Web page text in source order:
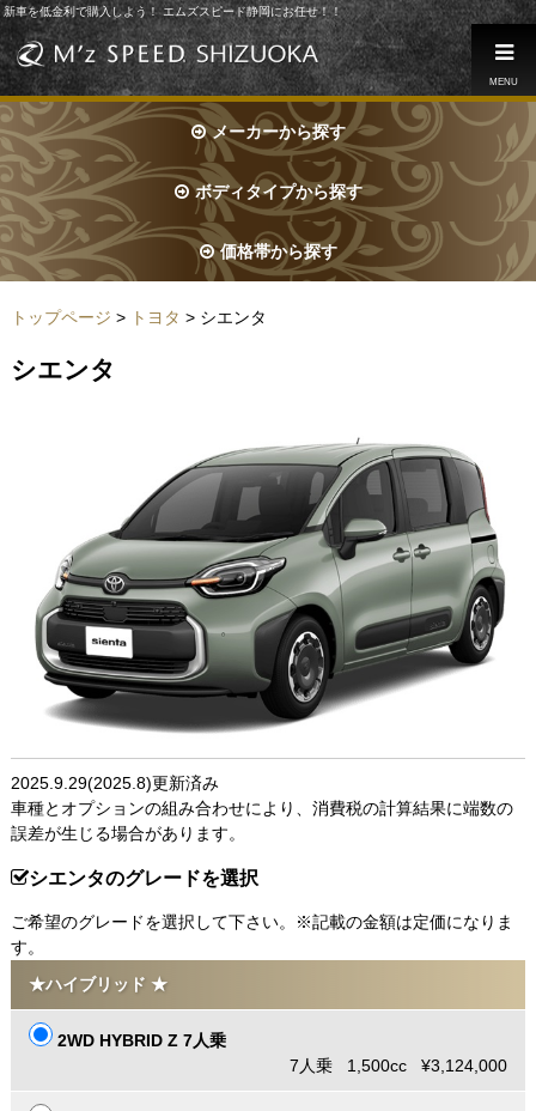
新車を低金利で購入しよう！ エムズスピード静岡にお任せ！！
MENU
メーカーから探す
ボディタイプから探す
価格帯から探す
トップページ > トヨタ > シエンタ
シエンタ
2025.9.29(2025.8)更新済み
車種とオプションの組み合わせにより、消費税の計算結果に端数の
誤差が生じる場合があります。
シエンタのグレードを選択
ご希望のグレードを選択して下さい。※記載の金額は定価になりま
す。
★ハイブリッド ★
2WD HYBRID Z 7人乗
7人乗 1,500cc ¥3,124,000